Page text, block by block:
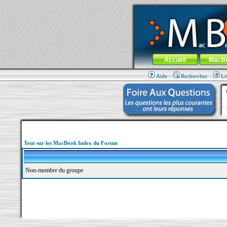
MacBook-fr.com : 100% Apple... 100%
Aller au contenu-Aller au menu
Menu général
Accueil
Aide Rechercher
Tout sur les MacBook Index du Forum
Non-membre du groupe